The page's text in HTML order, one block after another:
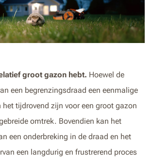
groot gazon hebt. Hoewel de
een begrenzingsdraad een eenmalige
tijdrovend zijn voor een groot gazon
omtrek. Bovendien kan het
een onderbreking in de draad en het
een langdurig en frustrerend proces